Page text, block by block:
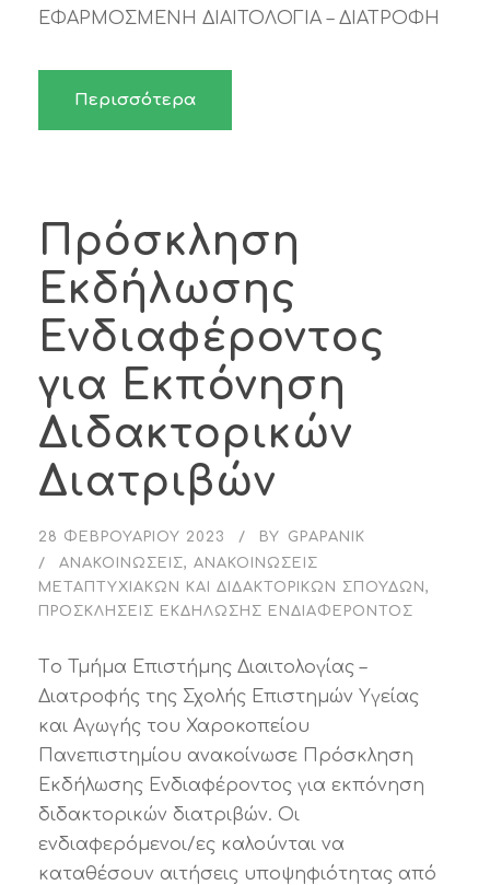
ΕΦΑΡΜΟΣΜΕΝΗ ΔΙΑΙΤΟΛΟΓΙΑ – ΔΙΑΤΡΟΦΗ
Περισσότερα
Πρόσκληση
Εκδήλωσης
Ενδιαφέροντος
για Εκπόνηση
Διδακτορικών
Διατριβών
28 ΦΕΒΡΟΥΑΡΊΟΥ 2023 BY
GPAPANIK
ΑΝΑΚΟΙΝΏΣΕΙΣ, ΑΝΑΚΟΙΝΏΣΕΙΣ
ΜΕΤΑΠΤΥΧΙΑΚΏΝ ΚΑΙ ΔΙΔΑΚΤΟΡΙΚΏΝ ΣΠΟΥΔΏΝ ,
ΠΡΟΣΚΛΉΣΕΙΣ ΕΚΔΉΛΩΣΗΣ ΕΝΔΙΑΦΈΡΟΝΤΟΣ
Tο Τμήμα Επιστήμης Διαιτολογίας –
Διατροφής της Σχολής Επιστημών Υγείας
και Αγωγής του Χαροκοπείου
Πανεπιστημίου ανακοίνωσε Πρόσκληση
Εκδήλωσης Ενδιαφέροντος για εκπόνηση
διδακτορικών διατριβών. Οι
ενδιαφερόμενοι/ες καλούνται να
καταθέσουν αιτήσεις υποψηφιότητας από